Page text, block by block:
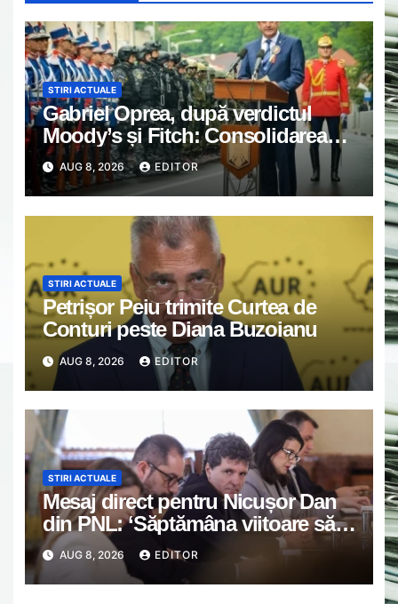
STIRI ACTUALE
Gabriel Oprea, după verdictul
Moody’s și Fitch: Consolidarea
bugetară nu trebuie făcută pe
umerii militarilor și polițiștilor
AUG 8, 2026 EDITOR
STIRI ACTUALE
Petrișor Peiu trimite Curtea de
Conturi peste Diana Buzoianu
AUG 8, 2026 EDITOR
STIRI ACTUALE
Mesaj direct pentru Nicușor Dan
din PNL: ‘Săptămâna viitoare să
iasă fum alb de la Cotroceni’
AUG 8, 2026 EDITOR